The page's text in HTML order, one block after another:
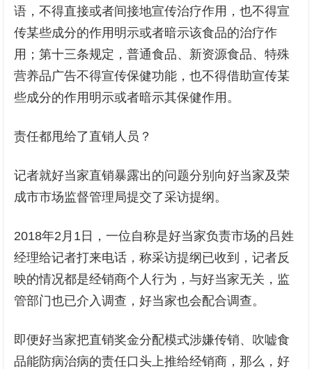
语，不得直接或者间接地宣传治疗作用，也不得宣
传某些成分的作用明示或者暗示该食品的治疗作
用；第十三条规定，普通食品、新资源食品、特殊
营养品广告不得宣传保健功能，也不得借助宣传某
些成分的作用明示或者暗示其保健作用。
责任都甩给了直销人员？
记者就好当家直销暴露出的问题分别向好当家及荣
成市市场监督管理局提交了采访提纲。
2018年2月1日，一位自称是好当家负责市场的吕姓
经理给记者打来电话，称采访提纲已收到，记者反
映的情况都是经销商个人行为，与好当家无关，监
管部门也已介入调查，好当家也会配合调查。
即便好当家把直销奖金分配模式涉嫌传销、吹嘘食
品能防病治病的责任口头上推给经销商，那么，好